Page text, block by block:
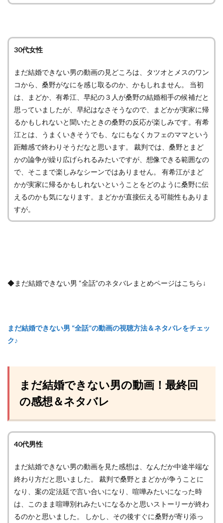
30代女性
まだ結婚できない男の動画の見どころは、タツオとメスのワン
コから、桑野がなにを感じ取るのか、かもしれません。 当初
は、まどか、有希江、早紀の３人が桑野の結婚相手の候補だと
思っていましたが、早紀はなさそうなので、まどかが実家に帰
るかもしれないと聞いたときの桑野の反応が楽しみです。有希
江とは、うまくいきそうでも、なにもなくカフェのママという
距離感で終わりそうだなと思います。 裁判では、桑野とまど
かの論争が繰り広げられるみたいですが、想像できる範囲なの
で、そこまで楽しみなシーンではありません。 有希江がまど
かが実家に帰るかもしれないということをどのように桑野に伝
えるのかも気になります。まどかが直接伝える可能性もありま
すが。
◆まだ結婚できない男 “全話”のネタバレまとめページはこちら↓
まだ結婚できない男 “全話”の動画の視聴方法＆ネタバレをチェッ
ク♪
まだ結婚できない男の動画！最終回
の感想＆ネタバレ
40代男性
まだ結婚できない男の動画を見た感想は、なんだか中途半端な
終わり方だと思いました。 裁判で桑野とまどかが争うことに
なり、案の定法廷で言い合いになり、喧嘩みたいになった時
は、このまま喧嘩別れみたいになるかと思いストーリーが終わ
るのかと思いました。 しかし、その後すぐに桑野が寄り添っ